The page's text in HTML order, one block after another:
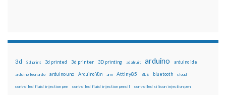
3d 3d print 3d printed 3d printer 3D printing adafruit arduino arduino ide
arduino leonardo arduino uno Arduino Yún arm Attiny85 BLE bluetooth cloud
controlled fluid injection pen controlled fluid injection pencil controlled silicon injection pen